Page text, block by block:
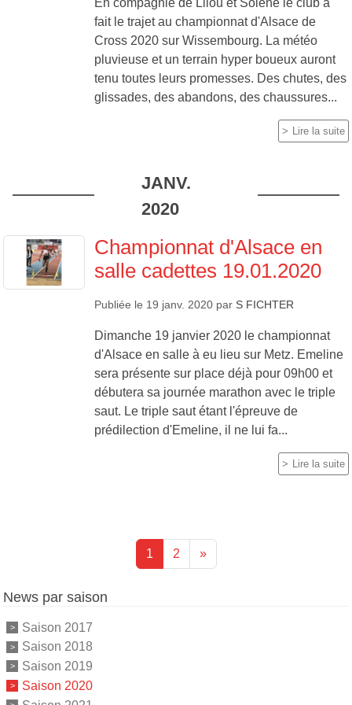
fait le trajet au championnat d'Alsace de
Cross 2020 sur Wissembourg. La météo
pluvieuse et un terrain hyper boueux auront
tenu toutes leurs promesses. Des chutes, des
glissades, des abandons, des chaussures...
Lire la suite
JANV.
2020
Championnat d'Alsace en
salle cadettes 19.01.2020
Publiée le 19 janv. 2020 par S FICHTER
Dimanche 19 janvier 2020 le championnat
d'Alsace en salle à eu lieu sur Metz. Emeline
sera présente sur place déjà pour 09h00 et
débutera sa journée marathon avec le triple
saut. Le triple saut étant l'épreuve de
prédilection d'Emeline, il ne lui fa...
Lire la suite
1 2 »
News par saison
Saison 2017
Saison 2018
Saison 2019
Saison 2020